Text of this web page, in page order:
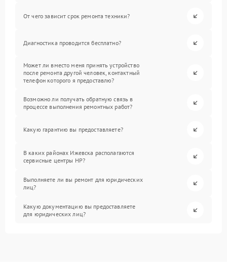
От чего зависит срок ремонта техники?
Диагностика проводится бесплатно?
Может ли вместо меня принять устройство
после ремонта другой человек, контактный
телефон которого я предоставлю?
Возможно ли получать обратную связь в
процессе выполнения ремонтных работ?
Какую гарантию вы предоставляете?
В каких районах Ижевска располагаются
сервисные центры HP?
Выполняете ли вы ремонт для юридических
лиц?
Какую документацию вы предоставляете
для юридических лиц?